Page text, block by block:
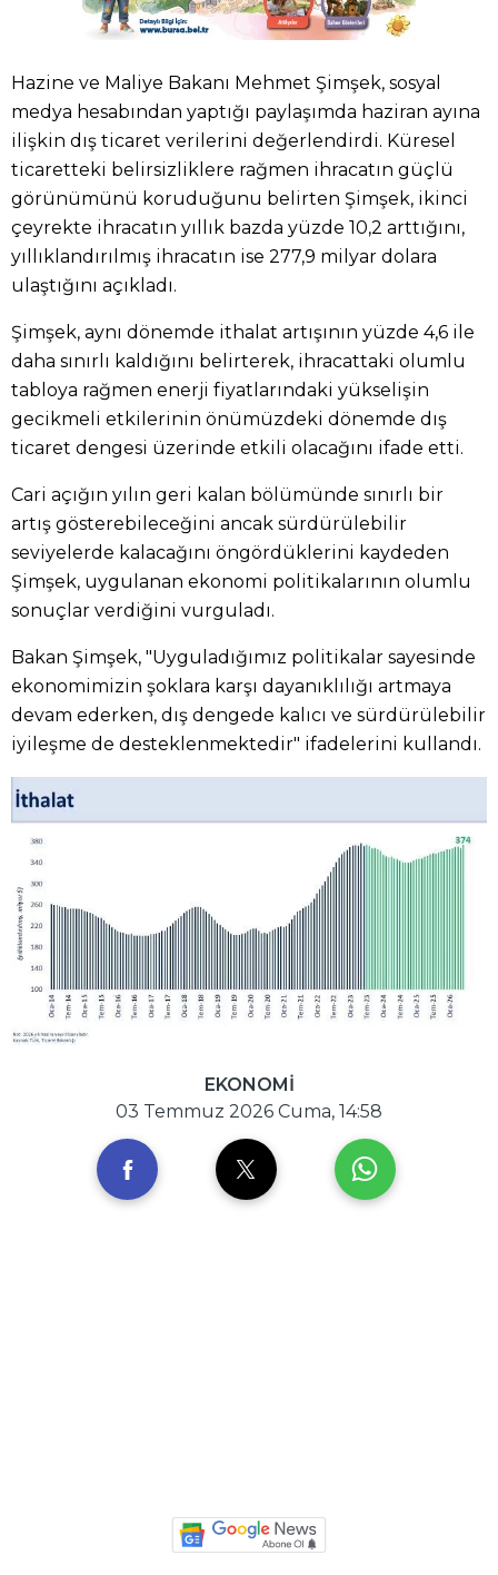
Hazine ve Maliye Bakanı Mehmet Şimşek, sosyal
medya hesabından yaptığı paylaşımda haziran ayına
ilişkin dış ticaret verilerini değerlendirdi. Küresel
ticaretteki belirsizliklere rağmen ihracatın güçlü
görünümünü koruduğunu belirten Şimşek, ikinci
çeyrekte ihracatın yıllık bazda yüzde 10,2 arttığını,
yıllıklandırılmış ihracatın ise 277,9 milyar dolara
ulaştığını açıkladı.
Şimşek, aynı dönemde ithalat artışının yüzde 4,6 ile
daha sınırlı kaldığını belirterek, ihracattaki olumlu
tabloya rağmen enerji fiyatlarındaki yükselişin
gecikmeli etkilerinin önümüzdeki dönemde dış
ticaret dengesi üzerinde etkili olacağını ifade etti.
Cari açığın yılın geri kalan bölümünde sınırlı bir
artış gösterebileceğini ancak sürdürülebilir
seviyelerde kalacağını öngördüklerini kaydeden
Şimşek, uygulanan ekonomi politikalarının olumlu
sonuçlar verdiğini vurguladı.
Bakan Şimşek, "Uyguladığımız politikalar sayesinde
ekonomimizin şoklara karşı dayanıklılığı artmaya
devam ederken, dış dengede kalıcı ve sürdürülebilir
iyileşme de desteklenmektedir" ifadelerini kullandı.
EKONOMİ
03 Temmuz 2026 Cuma, 14:58